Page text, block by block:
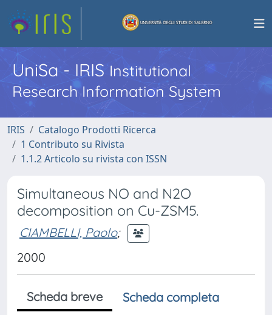
UniSa - IRISInstitutional
Research Information System
IRIS
Catalogo Prodotti Ricerca
1 Contributo su Rivista
1.1.2 Articolo su rivista con ISSN
Simultaneous NO and N2O
decomposition on Cu-ZSM5.
CIAMBELLI, Paolo;
2000
Scheda breve
Scheda completa